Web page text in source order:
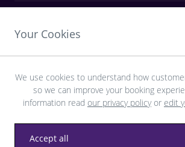
Télécharger l’application LHR
Your Cookies
We use cookies to understand how
so we can improve your booking
information read our privacy policyor edit
Accept all